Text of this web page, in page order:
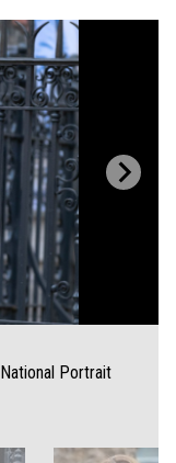
Portrait